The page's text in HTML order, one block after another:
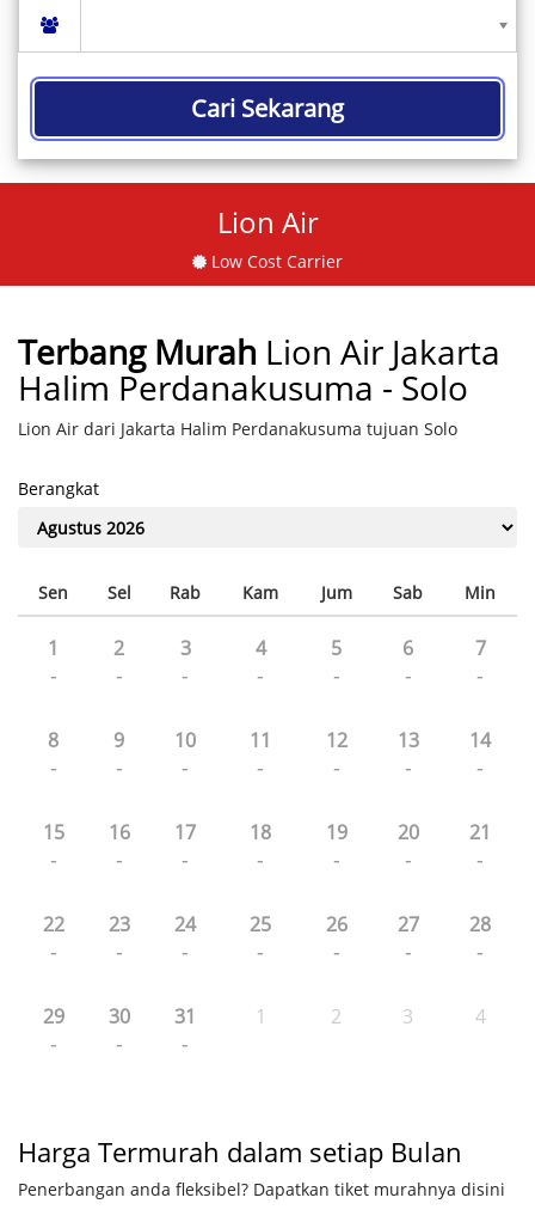
Cari Sekarang
Lion Air
Low Cost Carrier
Terbang Murah Lion Air Jakarta
Halim Perdanakusuma - Solo
Lion Air dari Jakarta Halim Perdanakusuma tujuan Solo
Berangkat
Sen Sel Rab Kam Jum Sab Min
1
-
2
-
3
-
4
-
5
-
6
-
7
-
8
-
9
-
10
-
11
-
12
-
13
-
14
-
15
-
16
-
17
-
18
-
19
-
20
-
21
-
22
-
23
-
24
-
25
-
26
-
27
-
28
-
29
-
30
-
31
-
1 2 3 4
Harga Termurah dalam setiap Bulan
Penerbangan anda fleksibel? Dapatkan tiket murahnya disini